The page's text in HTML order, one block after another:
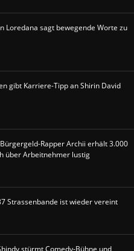
Loredana sagt bewegende Worte zu
gibt Karriere-Tipp an Shirin David
Rapper Archii erhält 3.000
über Arbeitnehmer lustig
Strassenbande ist wieder vereint
stürmt Comedy-Bühne und